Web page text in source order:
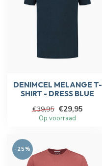
DENIMCEL MELANGE T-
SHIRT - DRESS BLUE
€39,95 €29,95
Op voorraad
-25%